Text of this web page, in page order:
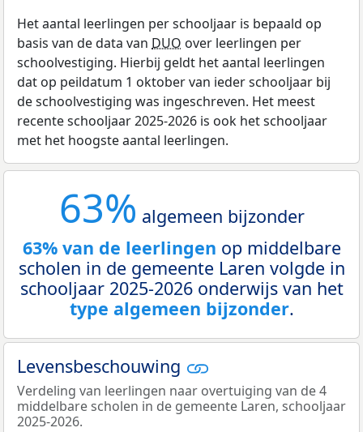
Het aantal leerlingen per schooljaar is bepaald op
basis van de data van DUO over leerlingen per
schoolvestiging. Hierbij geldt het aantal leerlingen
dat op peildatum 1 oktober van ieder schooljaar bij
de schoolvestiging was ingeschreven. Het meest
recente schooljaar 2025-2026 is ook het schooljaar
met het hoogste aantal leerlingen.
63% algemeen bijzonder
63% van de leerlingen op middelbare
scholen in de gemeente Laren volgde in
schooljaar 2025-2026 onderwijs van het
type algemeen bijzonder.
Levensbeschouwing
Verdeling van leerlingen naar overtuiging van de 4
middelbare scholen in de gemeente Laren, schooljaar
2025-2026.